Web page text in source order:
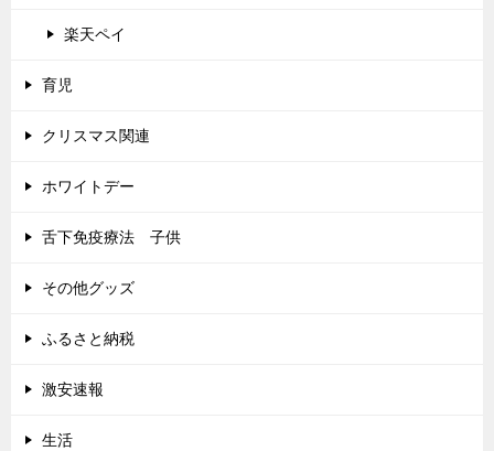
楽天ペイ
育児
クリスマス関連
ホワイトデー
舌下免疫療法 子供
その他グッズ
ふるさと納税
激安速報
生活